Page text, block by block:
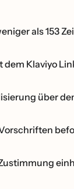
als 153
dem Klaviyo
über